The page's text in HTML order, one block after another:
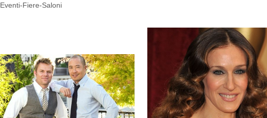
Categorie
Eventi-Fiere-Saloni